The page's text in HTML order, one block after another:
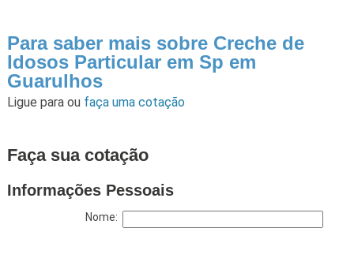
Para saber mais sobre Creche de
Idosos Particular em Sp em
Guarulhos
Ligue para ou faça uma cotação
Faça sua cotação
Informações Pessoais
Nome: